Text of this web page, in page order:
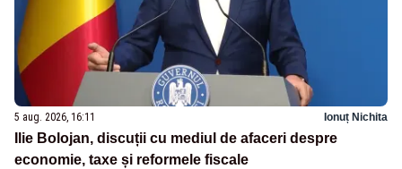
5 aug. 2026, 16:11 Ionuț Nichita
Ilie Bolojan, discuții cu mediul de afaceri despre
economie, taxe și reformele fiscale